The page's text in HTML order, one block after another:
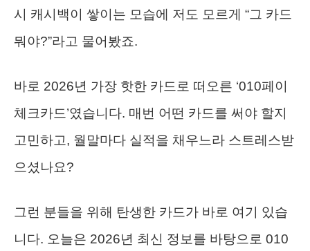
시 캐시백이 쌓이는 모습에 저도 모르게 “그 카드
뭐야?”라고 물어봤죠.
바로 2026년 가장 핫한 카드로 떠오른 ‘010페이
체크카드’였습니다. 매번 어떤 카드를 써야 할지
고민하고, 월말마다 실적을 채우느라 스트레스받
으셨나요?
그런 분들을 위해 탄생한 카드가 바로 여기 있습
니다. 오늘은 2026년 최신 정보를 바탕으로 010